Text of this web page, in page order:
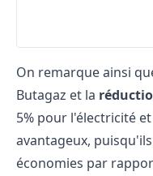
On remarque ainsi
Butagaz et la
5% pour l'électricité
avantageux,
économies par